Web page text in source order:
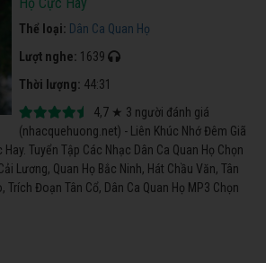
Thể loại: Dân Ca Quan Họ
Lượt nghe: 1639
Thời lượng: 44:31
4,7 ★ 3 người đánh giá
(nhacquehuong.net) - Liên Khúc Nhớ Đêm Giã
Hay. Tuyển Tập Các Nhạc Dân Ca Quan Họ Chọn
Lương, Quan Họ Bắc Ninh, Hát Chầu Văn, Tân
Trích Đoạn Tân Cổ, Dân Ca Quan Họ MP3 Chọn